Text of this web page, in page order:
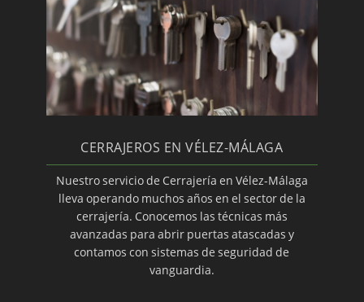
CERRAJEROS PROFESIONALES EN VÉLEZ-MÁLAGA
· (28-10-2019)
SUSTITUCIÓN DE BOMBINES · (28-10-2019)
HORAS · (28-10-2019)
MONTAJE DE PERSIANAS PARA LOCALES · (28-10-
ACCESORIOS DE CERRAJERÍA TESA · (28-10-2019)
CERRAJEROS EN VÉLEZ-MÁLAGA
Nuestro servicio de Cerrajería en Vélez-Málaga
lleva operando muchos años en el sector de la
cerrajería. Conocemos las técnicas más
avanzadas para abrir puertas atascadas y
contamos con sistemas de seguridad de
vanguardia.